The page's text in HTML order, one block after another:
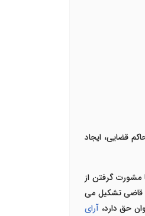
محاکم قضایی، ایجاد
گرفتن از
قاضی تشکیل می
حق دارد، آرای